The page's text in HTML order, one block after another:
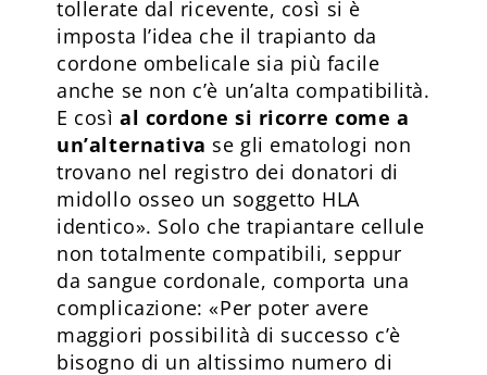
tollerate dal ricevente, così si è
imposta l’idea che il trapianto da
cordone ombelicale sia più facile
anche se non c’è un’alta compatibilità.
E cosìal cordone si ricorre come a
un’alternativa se gli ematologi non
trovano nel registro dei donatori di
midollo osseo un soggetto HLA
identico». Solo che trapiantare cellule
non totalmente compatibili, seppur
da sangue cordonale, comporta una
complicazione: «Per poter avere
maggiori possibilità di successo c’è
bisogno di un altissimo numero di